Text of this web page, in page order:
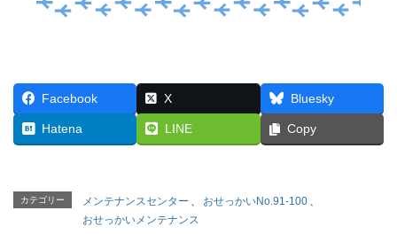
Facebook X Bluesky
Hatena LINE Copy
カテゴリー メンテナンスセンター 、 おせっかいNo.91-100 、
おせっかいメンテナンス